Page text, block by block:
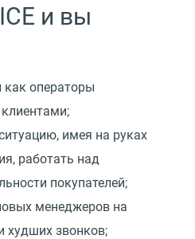
и вы
операторы
имея на руках
работать над
покупателей;
менеджеров на
худших звонков;